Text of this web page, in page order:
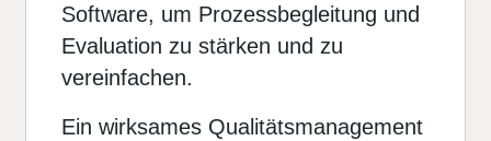
Software, um Prozessbegleitung und
Evaluation zu stärken und zu
vereinfachen.
Ein wirksames Qualitätsmanagement